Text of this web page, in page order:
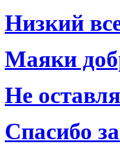
Низкий
Маяки
Не
Спасибо